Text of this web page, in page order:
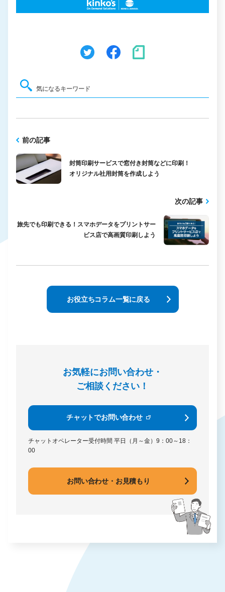
前の記事
封筒印刷サービスで窓付き封筒などに印刷！
オリジナル社用封筒を作成しよう
次の記事
旅先でも印刷できる！スマホデータをプリントサー
ビス店で高画質印刷しよう
お役立ちコラム一覧に戻る
お気軽にお問い合わせ・
ご相談ください！
チャットでお問い合わせ
チャットオペレーター受付時間 平日（月～金）9：00～18：
00
お問い合わせ・お見積もり